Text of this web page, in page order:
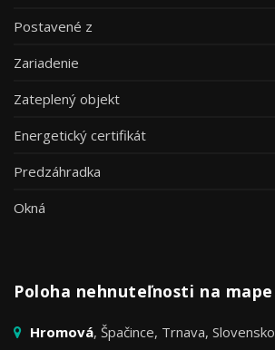
Postavené z
Zariadenie
Zateplený objekt
Energetický certifikát
Predzáhradka
Okná
Poloha nehnuteľnosti na mape
Hromová, Špačince, Trnava, Slovensko